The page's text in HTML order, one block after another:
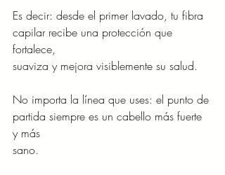
Es decir: desde el primer lavado, tu fibra
capilar recibe una protección que
fortalece,
suaviza y mejora visiblemente su salud.
No importa la línea que uses: el punto de
partida siempre es un cabello más fuerte
y más
sano.